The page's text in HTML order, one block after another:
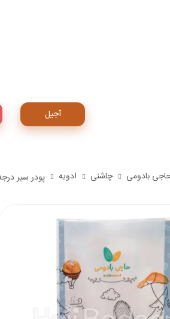
آجیل
بادومی چاشنی ادویه پودر سیر درجه یک